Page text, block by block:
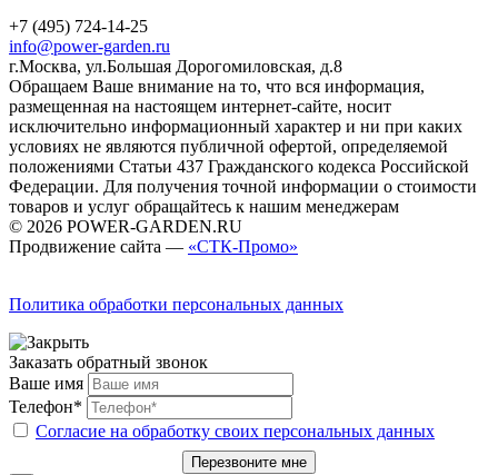
+7 (495) 724-14-25
info@power-garden.ru
г.Москва, ул.Большая Дорогомиловская, д.8
Обращаем Ваше внимание на то, что вся информация,
размещенная на настоящем интернет-сайте, носит
исключительно информационный характер и ни при каких
условиях не являются публичной офертой, определяемой
положениями Статьи 437 Гражданского кодекса Российской
Федерации. Для получения точной информации о стоимости
товаров и услуг обращайтесь к нашим менеджерам
© 2026 POWER-GARDEN.RU
Продвижение сайта — «СТК-Промо»
Политика обработки персональных данных
Заказать обратный звонок
Ваше имя
Телефон*
Согласие на обработку своих персональных данных
Перезвоните мне